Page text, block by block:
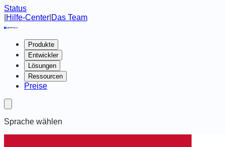
Status
Hilfe-Center Das Team
Produkte
Entwickler
Lösungen
Ressourcen
Preise
Sprache wählen